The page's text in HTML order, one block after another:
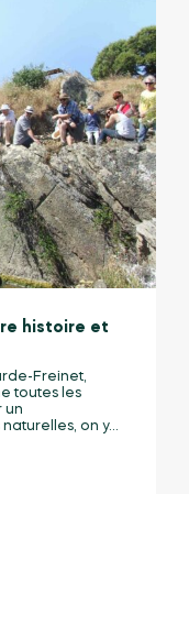
histoire et
Freinet,
toutes les
un
on y...